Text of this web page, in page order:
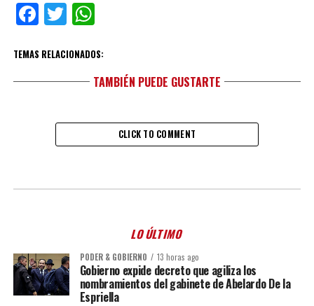
Facebook
TwitterWhatsApp
TEMAS RELACIONADOS:
TAMBIÉN PUEDE GUSTARTE
CLICK TO COMMENT
LO ÚLTIMO
PODER & GOBIERNO 13 horas ago
Gobierno expide decreto que agiliza los
nombramientos del gabinete de Abelardo De la
Espriella